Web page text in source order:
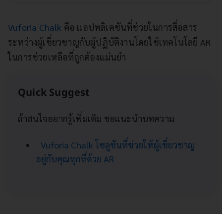
Vuforia Chalk คือ แอปพลิเคชันที่ช่วยในการสื่อสาร
ระหว่างผู้เชี่ยวชาญกับผู้ปฏิบัติงานโดยใช้เทคโนโลยี AR
ในการช่วยเหลือที่ถูกต้องแม่นยำ
Quick Suggest
ถ้าสนใจอยากรู้เพิ่มเติม ขอแนะนำบทความ
Vuforia Chalk โซลูชันที่ช่วยให้ผู้เชี่ยวชาญ
อยู่กับคุณทุกที่ด้วย AR